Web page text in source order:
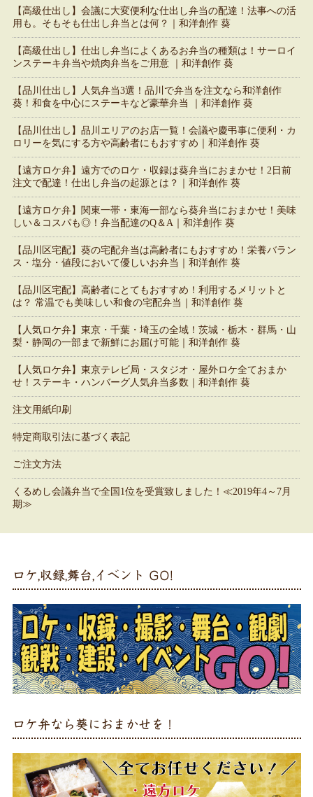
【高級仕出し】会議に大変便利な仕出し弁当の配達！法事への活
用も。そもそも仕出し弁当とは何？｜和洋創作 葵
【高級仕出し】仕出し弁当によくあるお弁当の種類は！サーロイ
ンステーキ弁当や焼肉弁当をご用意 ｜和洋創作 葵
【品川仕出し】人気弁当3選！品川で弁当を注文なら和洋創作
葵！和食を中心にステーキなど豪華弁当 ｜和洋創作 葵
【品川仕出し】品川エリアのお店一覧！会議や慶弔事に便利・カ
ロリーを気にする方や高齢者にもおすすめ｜和洋創作 葵
【遠方ロケ弁】遠方でのロケ・収録は葵弁当におまかせ！2日前
注文で配達！仕出し弁当の起源とは？｜和洋創作 葵
【遠方ロケ弁】関東一帯・東海一部なら葵弁当におまかせ！美味
しい＆コスパも◎！弁当配達のQ＆A｜和洋創作 葵
【品川区宅配】葵の宅配弁当は高齢者にもおすすめ！栄養バラン
ス・塩分・値段において優しいお弁当｜和洋創作 葵
【品川区宅配】高齢者にとてもおすすめ！利用するメリットと
は？ 常温でも美味しい和食の宅配弁当｜和洋創作 葵
【人気ロケ弁】東京・千葉・埼玉の全域！茨城・栃木・群馬・山
梨・静岡の一部まで新鮮にお届け可能｜和洋創作 葵
【人気ロケ弁】東京テレビ局・スタジオ・屋外ロケ全ておまか
せ！ステーキ・ハンバーグ人気弁当多数｜和洋創作 葵
注文用紙印刷
特定商取引法に基づく表記
ご注文方法
くるめし会議弁当で全国1位を受賞致しました！≪2019年4～7月
期≫
ロケ,収録,舞台,イベント GO!
ロケ弁なら葵におまかせを！